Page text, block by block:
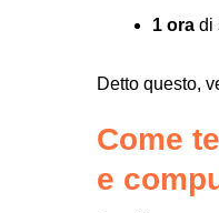
1 ora di
Detto questo,
Come
e